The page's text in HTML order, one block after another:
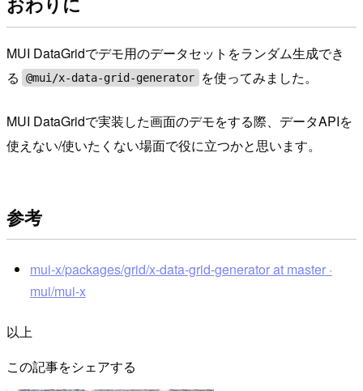
MUI DataGridでデモ用のデータセットをランダム生成でき
る
@mui/x-data-grid-generator を使ってみました。
MUI DataGridで実装した画面のデモをする際、データAPIを
使えない/使いたくない場面で役に立つかと思います。
参考
mui-x/packages/grid/x-data-grid-generator at master ·
mui/mui-x
以上
この記事をシェアする